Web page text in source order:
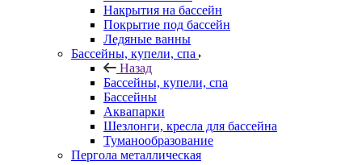
Накрытия на бассейн
Покрытие под бассейн
Ледяные ванны
Бассейны, купели, спа
Назад
Бассейны, купели, спа
Бассейны
Аквапарки
Шезлонги, кресла для бассейна
Туманообразование
Пергола металлическая